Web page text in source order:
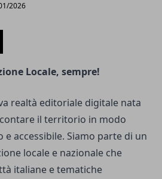
2026
Locale, sempre!
realtà editoriale digitale nata
il territorio in modo
accessibile. Siamo parte di un
locale e nazionale che
italiane e tematiche